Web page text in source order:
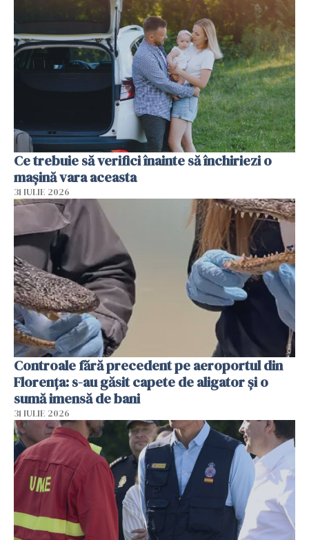
Ce trebuie să verifici înainte să închiriezi o
mașină vara aceasta
31 IULIE 2026
Controale fără precedent pe aeroportul din
Florența: s-au găsit capete de aligator și o
sumă imensă de bani
31 IULIE 2026